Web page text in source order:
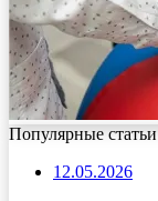
Популярные статьи
12.05.2026